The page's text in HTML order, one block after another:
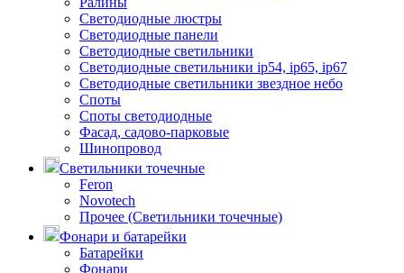
Светодиодные люстры
Светодиодные панели
Светодиодные светильники
Светодиодные светильники ip54, ip65, ip67
Светодиодные светильники звездное небо
Споты
Споты светодиодные
Фасад, садово-парковые
Шинопровод
Светильники точечные
Feron
Novotech
Прочее (Светильники точечные)
Фонари и батарейки
Батарейки
Фонари